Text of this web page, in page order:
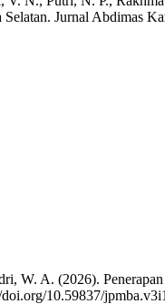
Jurnal Abdimas
W. A. (2026).
10.59837/